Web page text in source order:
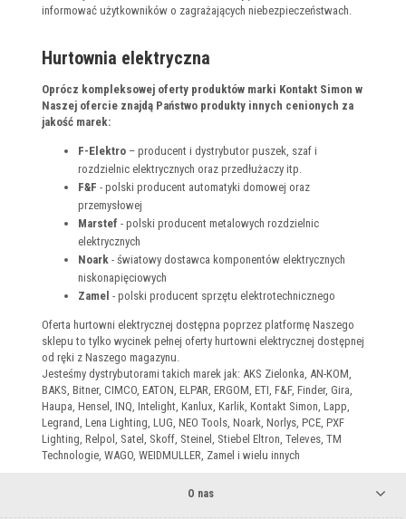
informować użytkowników o zagrażających niebezpieczeństwach.
Hurtownia elektryczna
Oprócz kompleksowej oferty produktów marki Kontakt Simon w
Naszej ofercie znajdą Państwo produkty innych cenionych za
jakość marek:
F-Elektro – producent i dystrybutor puszek, szaf i
rozdzielnic elektrycznych oraz przedłużaczy itp.
F&F - polski producent automatyki domowej oraz
przemysłowej
Marstef - polski producent metalowych rozdzielnic
elektrycznych
Noark - światowy dostawca komponentów elektrycznych
niskonapięciowych
Zamel - polski producent sprzętu elektrotechnicznego
Oferta hurtowni elektrycznej dostępna poprzez platformę Naszego
sklepu to tylko wycinek pełnej oferty hurtowni elektrycznej dostępnej
od ręki z Naszego magazynu.
Jesteśmy dystrybutorami takich marek jak: AKS Zielonka, AN-KOM,
BAKS, Bitner, CIMCO, EATON, ELPAR, ERGOM, ETI, F&F, Finder, Gira,
Haupa, Hensel, INQ, Intelight, Kanlux, Karlik, Kontakt Simon, Lapp,
Legrand, Lena Lighting, LUG, NEO Tools, Noark, Norlys, PCE, PXF
Lighting, Relpol, Satel, Skoff, Steinel, Stiebel Eltron, Televes, TM
Technologie, WAGO, WEIDMULLER, Zamel i wielu innych
O nas